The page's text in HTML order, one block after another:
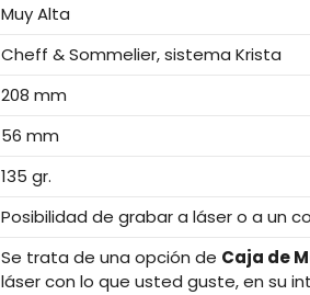
Muy Alta
Cheff & Sommelier, sistema Krista
208 mm
56 mm
135 gr.
Posibilidad de grabar a láser o a un
Se trata de una opción de Caja de
láser con lo que usted guste, en su